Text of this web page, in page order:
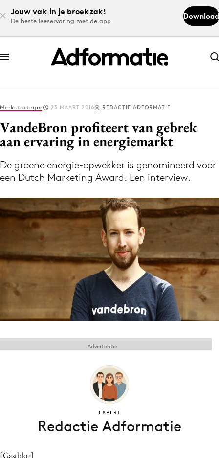
Jouw vak in je broekzak!
De beste leeservaring met de app
Download
Abonneer nu
Abonneer nu
Log in
Download de app
Volg het laatste nieuws via de Adformatie
Nieuws app
Menu
9 sept: GenAI-training
12 nov: MarketingLive!
Adverteren
Events
Opleidingen
Artificial Intelligence
Merkstrategie 23 MAART 2016 REDACTIE ADFORMATIE
VandeBron profiteert van gebrek
aan ervaring in energiemarkt
De groene energie-opwekker is genomineerd voor
een Dutch Marketing Award. Een interview.
[Gastblog]
Advertentie
EXPERT
Redactie Adformatie